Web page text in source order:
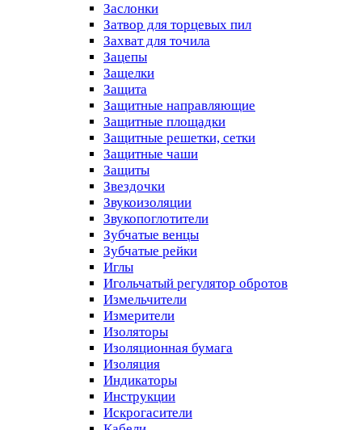
Заслонки
Затвор для торцевых пил
Захват для точила
Зацепы
Защелки
Защита
Защитные направляющие
Защитные площадки
Защитные решетки, сетки
Защитные чаши
Защиты
Звездочки
Звукоизоляции
Звукопоглотители
Зубчатые венцы
Зубчатые рейки
Иглы
Игольчатый регулятор обротов
Измельчители
Измерители
Изоляторы
Изоляционная бумага
Изоляция
Индикаторы
Инструкции
Искрогасители